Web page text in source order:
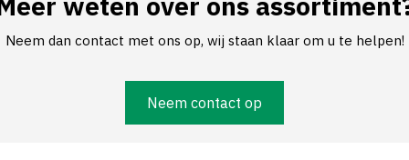
Neem dan contact met ons op, wij staan klaar om u te helpen!
Neem contact op